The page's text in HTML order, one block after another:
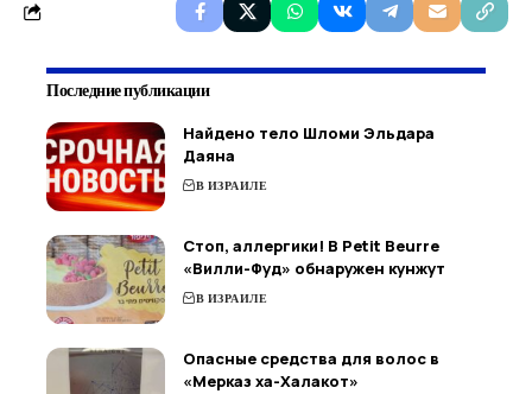
Последние публикации
Найдено тело Шломи Эльдара
Даяна
В ИЗРАИЛЕ
Стоп, аллергики! В Petit Beurre
«Вилли-Фуд» обнаружен кунжут
В ИЗРАИЛЕ
Опасные средства для волос в
«Мерказ ха-Халакот»